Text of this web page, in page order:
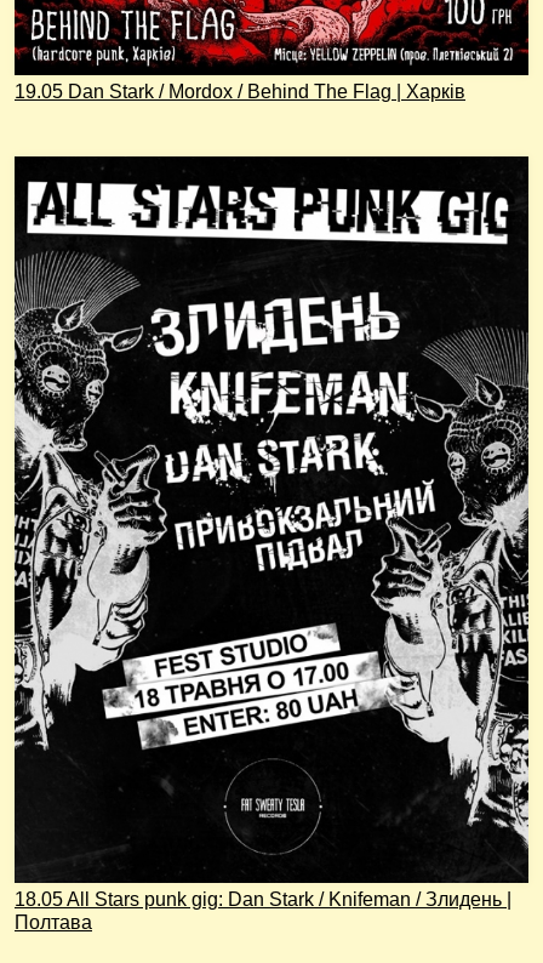
19.05 Dan Stark / Mordox / Behind The Flag | Харків
18.05 All Stars punk gig: Dan Stark / Knifeman / Злидень |
Полтава